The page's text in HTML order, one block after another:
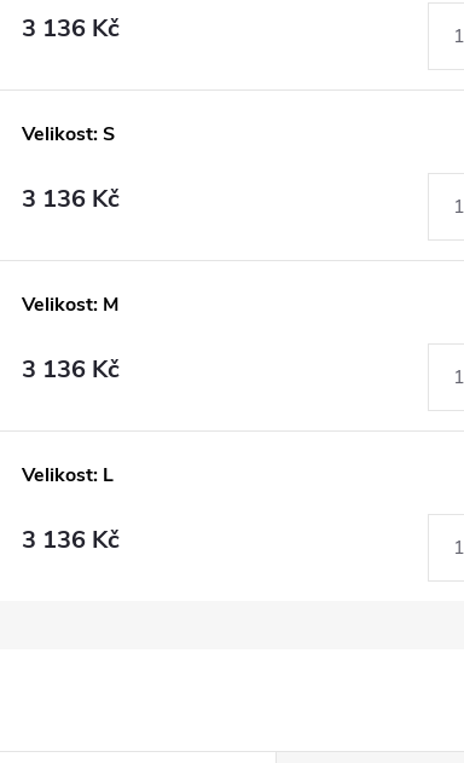
3 136 Kč
Velikost: S
3 136 Kč
Velikost: M
3 136 Kč
Velikost: L
3 136 Kč